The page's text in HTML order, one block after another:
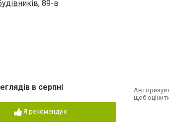
89-в
в серпні
Я рекомендую
щоб